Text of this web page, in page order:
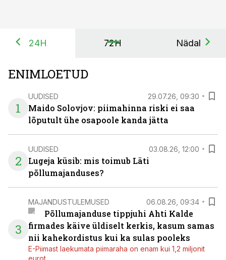
24H 72H Nädal
ENIMLOETUD
1
UUDISED 29.07.26, 09:30
Maido Solovjov: piimahinna riski ei saa
lõputult ühe osapoole kanda jätta
2
UUDISED 03.08.26, 12:00
Lugeja küsib: mis toimub Läti
põllumajanduses?
3
MAJANDUSTULEMUSED 06.08.26, 09:34
Põllumajanduse tippjuhi Ahti Kalde
firmades käive üldiselt kerkis, kasum samas
nii kahekordistus kui ka sulas pooleks
E-Piimast laekumata piimaraha on enam kui 1,2 miljonit
eurot